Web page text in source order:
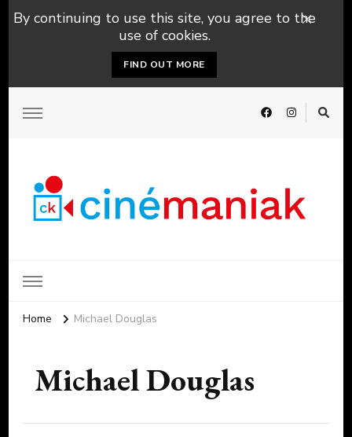
By continuing to use this site, you agree to the
use of cookies.
FIND OUT MORE
Home Michael Douglas
Michael Douglas